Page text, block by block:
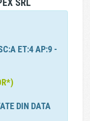
SRL
ET:4 AP:9 -
DIN DATA